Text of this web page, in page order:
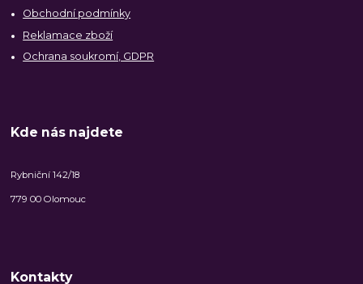
Obchodní podmínky
Reklamace zboží
Ochrana soukromí, GDPR
Kde nás najdete
Rybniční 142/18
779 00 Olomouc
Kontakty